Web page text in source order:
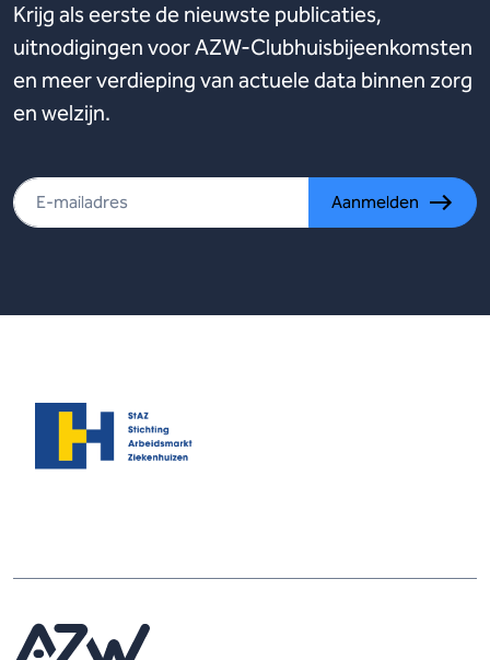
Krijg als eerste de nieuwste publicaties,
uitnodigingen voor AZW-Clubhuisbijeenkomsten
en meer verdieping van actuele data binnen zorg
en welzijn.
Aanmelden